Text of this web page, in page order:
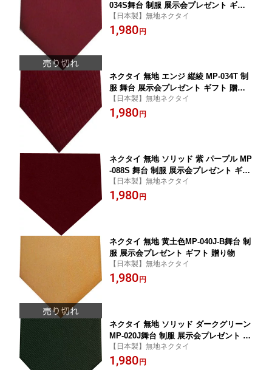
034S舞台 制服 展示会プレゼント ギフ
ト 贈り物 父の日
【日本製】無地ネクタイ
1,980 円
ネクタイ 無地 エンジ 縦綾 MP-034T 制
服 舞台 展示会プレゼント ギフト 贈り
物【日本製】無地ネクタイ
1,980 円
ネクタイ 無地 ソリッド 紫 パープル MP
-088S 舞台 制服 展示会プレゼント ギフ
ト 贈り物
【日本製】無地ネクタイ
1,980 円
ネクタイ 無地 黄土色MP-040J-B舞台 制
服 展示会プレゼント ギフト 贈り物
【日本製】無地ネクタイ
1,980 円
ネクタイ 無地 ソリッド ダークグリーン
MP-020J舞台 制服 展示会プレゼント ギ
フト 贈り物
【日本製】無地ネクタイ
1,980 円